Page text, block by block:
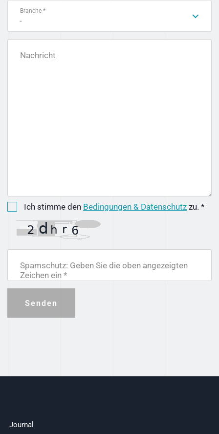
Branche *
-
Nachricht
Ich stimme den Bedingungen & Datenschutz zu. *
Spamschutz: Geben Sie die oben angezeigten
Zeichen ein *
Senden
Journal